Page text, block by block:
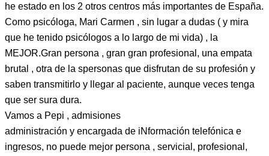
he estado en los 2 otros centros más importantes de España.
Como psicóloga, Mari Carmen , sin lugar a dudas ( y mira
que he tenido psicólogos a lo largo de mi vida) , la
MEJOR.Gran persona , gran gran profesional, una empata
brutal , otra de la spersonas que disfrutan de su profesión y
saben transmitirlo y llegar al paciente, aunque veces tenga
que ser sura dura.
Vamos a Pepi , admisiones
administración y encargada de iNformación telefónica e
ingresos, no puede mejor persona , servicial, profesional,